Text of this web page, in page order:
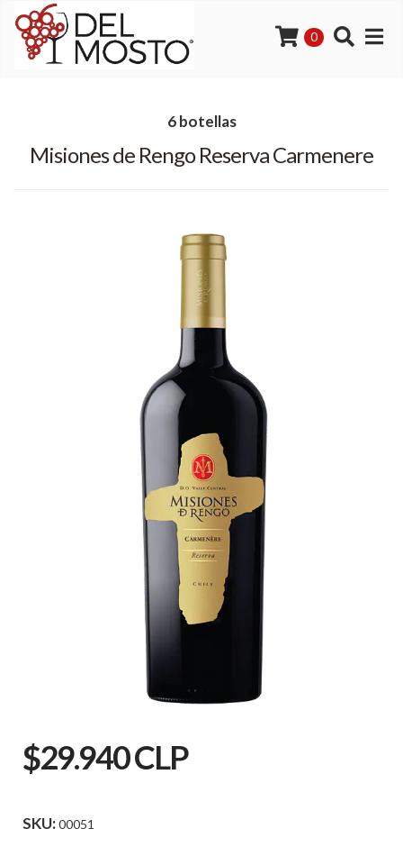
0
6 botellas
Misiones de Rengo Reserva Carmenere
$29.940 CLP
SKU:00051